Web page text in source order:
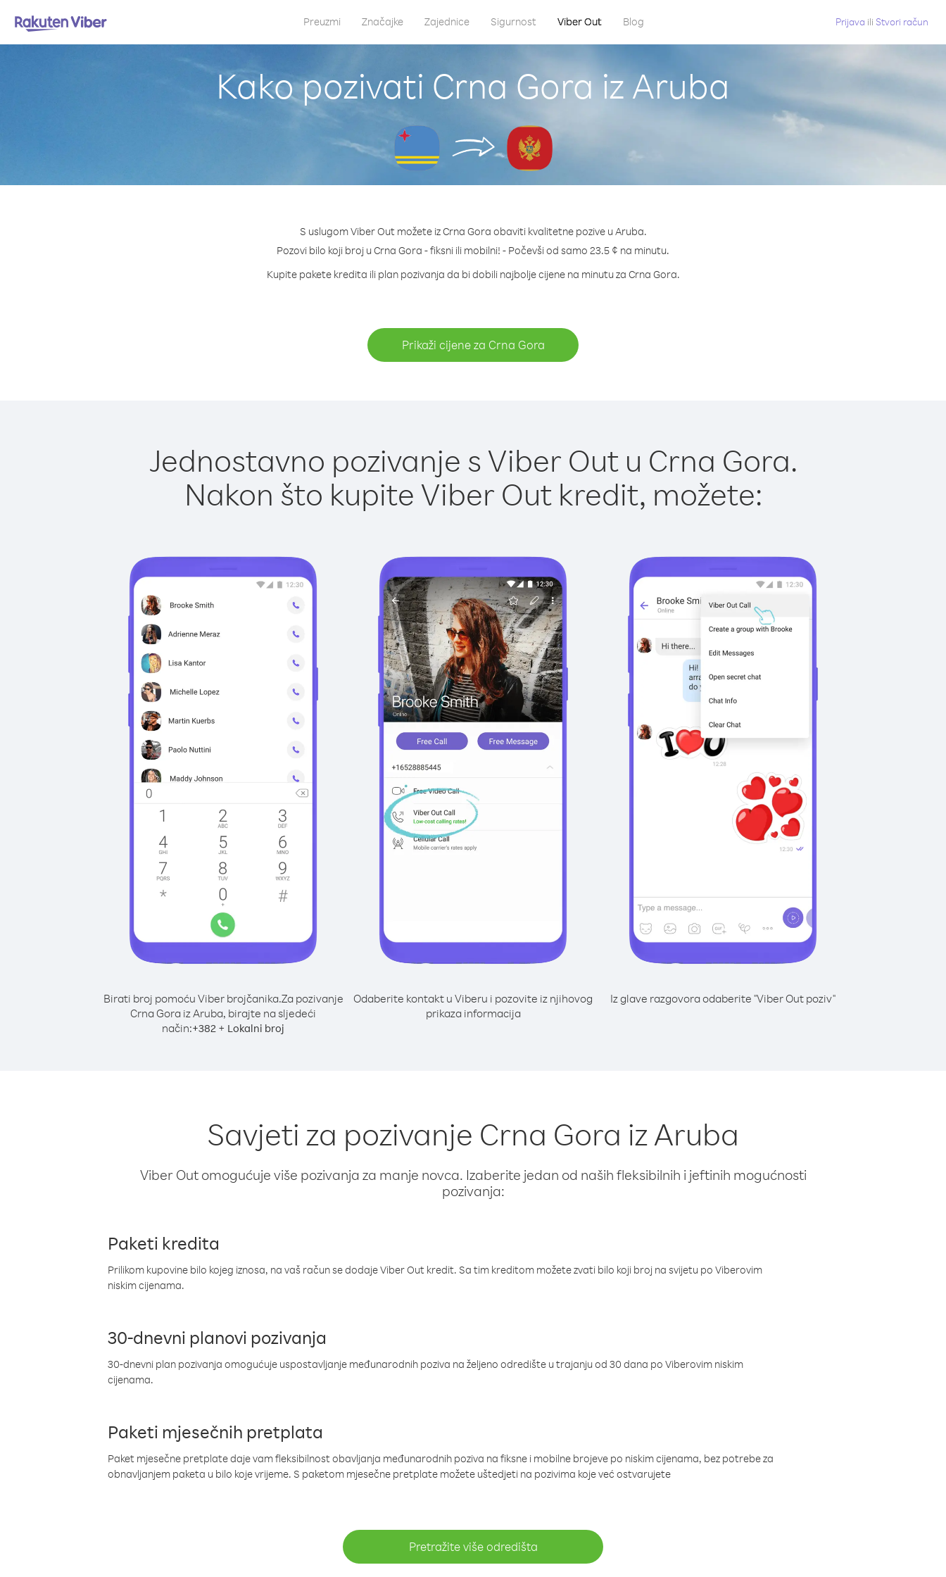
Preuzmi Značajke Zajednice Sigurnost Viber Out Blog Prijava ili Stvori račun
Kako pozivati Crna Gora iz Aruba
S uslugom Viber Out možete iz Crna Gora obaviti kvalitetne pozive u Aruba.
Pozovi bilo koji broj u Crna Gora - fiksni ili mobilni! - Počevši od samo 23.5 ¢ na minutu.
Kupite pakete kredita ili plan pozivanja da bi dobili najbolje cijene na minutu za Crna Gora.
Prikaži cijene za Crna Gora
Jednostavno pozivanje s Viber Out u Crna Gora.
Nakon što kupite Viber Out kredit, možete:
Birati broj pomoću Viber brojčanika.Za pozivanje
Crna Gora iz Aruba, birajte na sljedeći
način:+382 + Lokalni broj
Odaberite kontakt u Viberu i pozovite iz njihovog
prikaza informacija
Iz glave razgovora odaberite "Viber Out poziv"
Savjeti za pozivanje Crna Gora iz Aruba
Viber Out omogućuje više pozivanja za manje novca. Izaberite jedan od naših fleksibilnih i jeftinih mogućnosti
pozivanja:
Paketi kredita
Prilikom kupovine bilo kojeg iznosa, na vaš račun se dodaje Viber Out kredit. Sa tim kreditom možete zvati bilo koji broj na svijetu po Viberovim
niskim cijenama.
30-dnevni planovi pozivanja
30-dnevni plan pozivanja omogućuje uspostavljanje međunarodnih poziva na željeno odredište u trajanju od 30 dana po Viberovim niskim
cijenama.
Paketi mjesečnih pretplata
Paket mjesečne pretplate daje vam fleksibilnost obavljanja međunarodnih poziva na fiksne i mobilne brojeve po niskim cijenama, bez potrebe za
obnavljanjem paketa u bilo koje vrijeme. S paketom mjesečne pretplate možete uštedjeti na pozivima koje već ostvarujete
Pretražite više odredišta